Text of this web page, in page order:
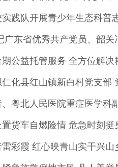
践队开展青少年生态科普
东省优秀共产党员、韶关
公益托管服务 全方位解决
化县红山镇新白村党支部
粤北人民医院重症医学科
货车自燃险情 危急时刻挺
彩霞 红心映青山实干兴山